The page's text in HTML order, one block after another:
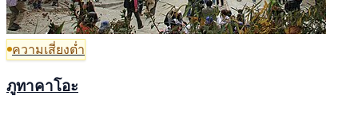
ความเสี่ยงต่ำ
ภูทาคาโอะ